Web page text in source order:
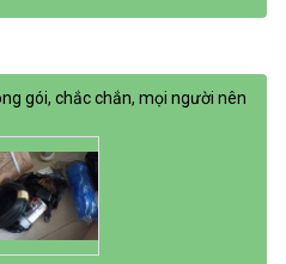
gói, chắc chắn, mọi người nên